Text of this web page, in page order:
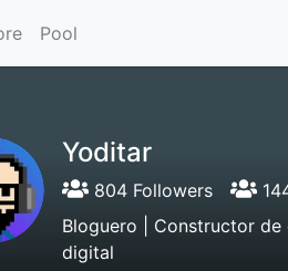
Pool
Yoditar
804 Followers
Bloguero | Constructor
digital